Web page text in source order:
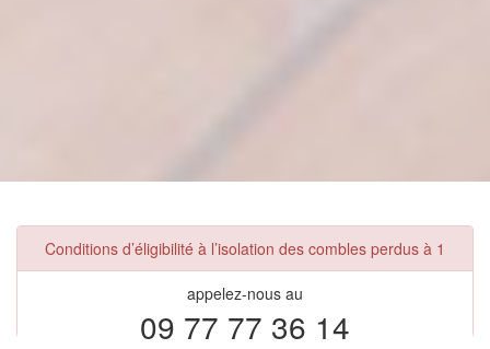
Conditions d’éligibilité à l’isolation des combles perdus à 1
appelez-nous au
09 77 77 36 14